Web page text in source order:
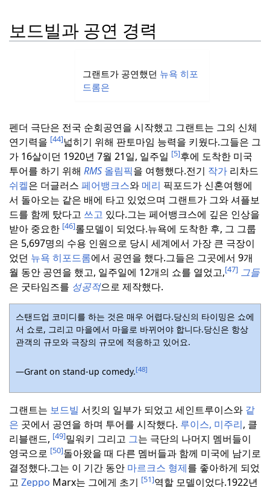
보드빌과 공연 경력
그랜트가 공연했던 뉴욕 히포
드롬은
펜더 극단은 전국 순회공연을 시작했고 그랜트는 그의 신체
연기력을 [44]넓히기 위해 판토마임 능력을 키웠다.그들은 그
가 16살이던 1920년 7월 21일, 일주일 [5]후에 도착한 미국
투어를 하기 위해 RMS 올림픽을 여행했다.전기 작가 리차드
쉬켈은 더글러스 페어뱅크스와 메리 픽포드가 신혼여행에
서 돌아오는 같은 배에 타고 있었으며 그랜트가 그와 셔플보
드를 함께 탔다고 쓰고 있다.그는 페어뱅크스에 깊은 인상을
받아 중요한 [46]롤모델이 되었다.뉴욕에 도착한 후, 그 그룹
은 5,697명의 수용 인원으로 당시 세계에서 가장 큰 극장이
었던 뉴욕 히포드롬에서 공연을 했다.그들은 그곳에서 9개
월 동안 공연을 했고, 일주일에 12개의 쇼를 열었고,[47] 그들
은 굿타임즈를 성공적으로 제작했다.
스탠드업 코미디를 하는 것은 매우 어렵다.당신의 타이밍은 쇼에
서 쇼로, 그리고 마을에서 마을로 바뀌어야 합니다.당신은 항상
관객의 규모와 극장의 규모에 적응하고 있어요.
—Grant on stand-up comedy.[48]
그랜트는 보드빌 서킷의 일부가 되었고 세인트루이스와 같
은 곳에서 공연을 하며 투어를 시작했다. 루이스, 미주리, 클
리블랜드, [49]밀워키 그리고 그는 극단의 나머지 멤버들이
영국으로 [50]돌아왔을 때 다른 멤버들과 함께 미국에 남기로
결정했다.그는 이 기간 동안 마르크스 형제를 좋아하게 되었
고 Zeppo Marx는 그에게 초기 [51]역할 모델이었다.1922년